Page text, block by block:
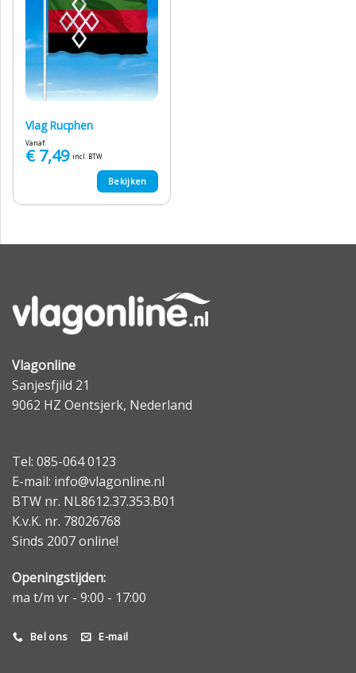
Vlag Rucphen
Vanaf:
€7,49 incl. BTW
Bekijken
Vlagonline
Sanjesfjild 21
9062 HZ Oentsjerk, Nederland
Tel: 085-064 0123
E-mail: info@vlagonline.nl
BTW nr. NL8612.37.353.B01
K.v.K. nr. 78026768
Sinds 2007 online!
Openingstijden:
ma t/m vr - 9:00 - 17:00
Bel ons E-mail